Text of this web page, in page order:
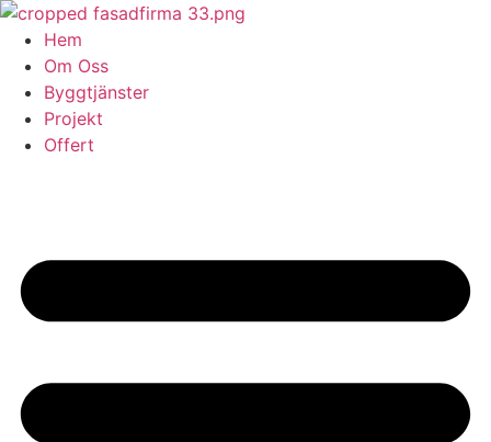
Skip
content
Hem
Om Oss
Byggtjänster
Projekt
Offert